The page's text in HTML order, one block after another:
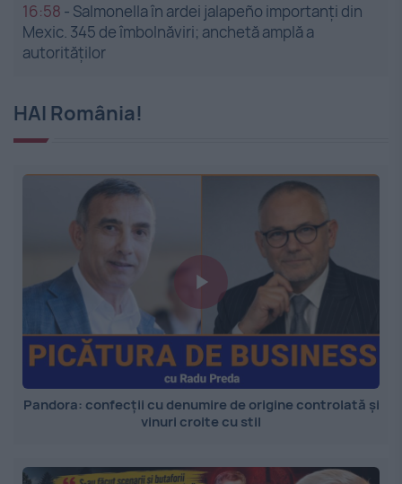
16:58 - Salmonella în ardei jalapeño importanți din
Mexic. 345 de îmbolnăviri; anchetă amplă a
autorităților
HAI România!
Pandora: confecții cu denumire de origine controlată și
vinuri croite cu stil